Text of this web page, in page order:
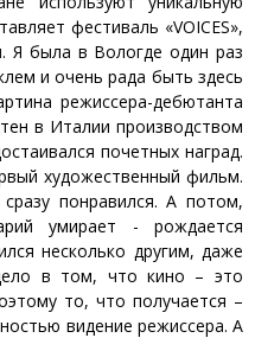
фестиваль «VOICES»,
Я была в Вологде один раз
и очень рада быть здесь
режиссера-дебютанта
в Италии производством
почетных наград.
художественный фильм.
понравился. А потом,
умирает - рождается
несколько другим, даже
в том, что кино – это
то, что получается –
видение режиссера. А